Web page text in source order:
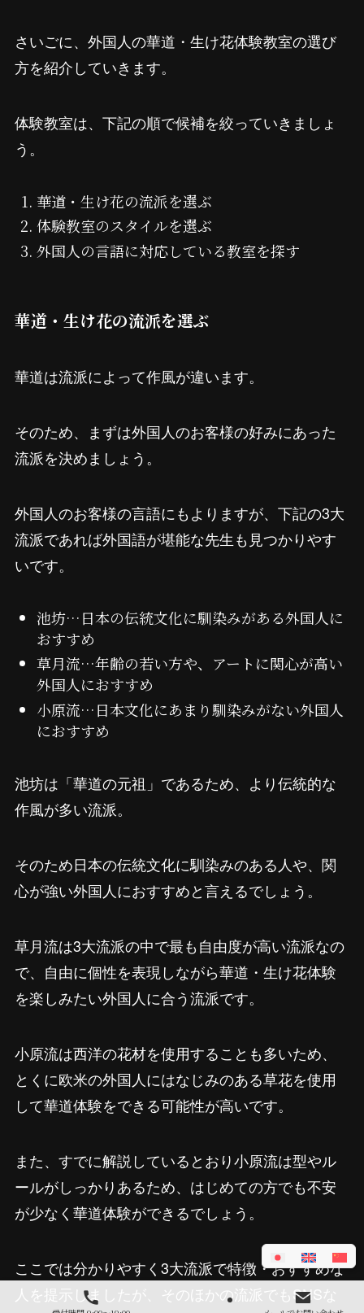
さいごに、外国人の華道・生け花体験教室の選び
方を紹介していきます。
体験教室は、下記の順で候補を絞っていきましょ
う。
華道・生け花の流派を選ぶ
体験教室のスタイルを選ぶ
外国人の言語に対応している教室を探す
華道・生け花の流派を選ぶ
華道は流派によって作風が違います。
そのため、まずは外国人のお客様の好みにあった
流派を決めましょう。
外国人のお客様の言語にもよりますが、下記の3大
流派であれば外国語が堪能な先生も見つかりやす
いです。
池坊…日本の伝統文化に馴染みがある外国人に
おすすめ
草月流…年齢の若い方や、アートに関心が高い
外国人におすすめ
小原流…日本文化にあまり馴染みがない外国人
におすすめ
池坊は「華道の元祖」であるため、より伝統的な
作風が多い流派。
そのため日本の伝統文化に馴染みのある人や、関
心が強い外国人におすすめと言えるでしょう。
草月流は3大流派の中で最も自由度が高い流派なの
で、自由に個性を表現しながら華道・生け花体験
を楽しみたい外国人に合う流派です。
小原流は西洋の花材を使用することも多いため、
とくに欧米の外国人にはなじみのある草花を使用
して華道体験をできる可能性が高いです。
また、すでに解説しているとおり小原流は型やル
ールがしっかりあるため、はじめての方でも不安
が少なく華道体験ができるでしょう。
ここでは分かりやすく3大流派で特徴・おすすめな
人を提示しましたが、そのほかの流派でもSNSな